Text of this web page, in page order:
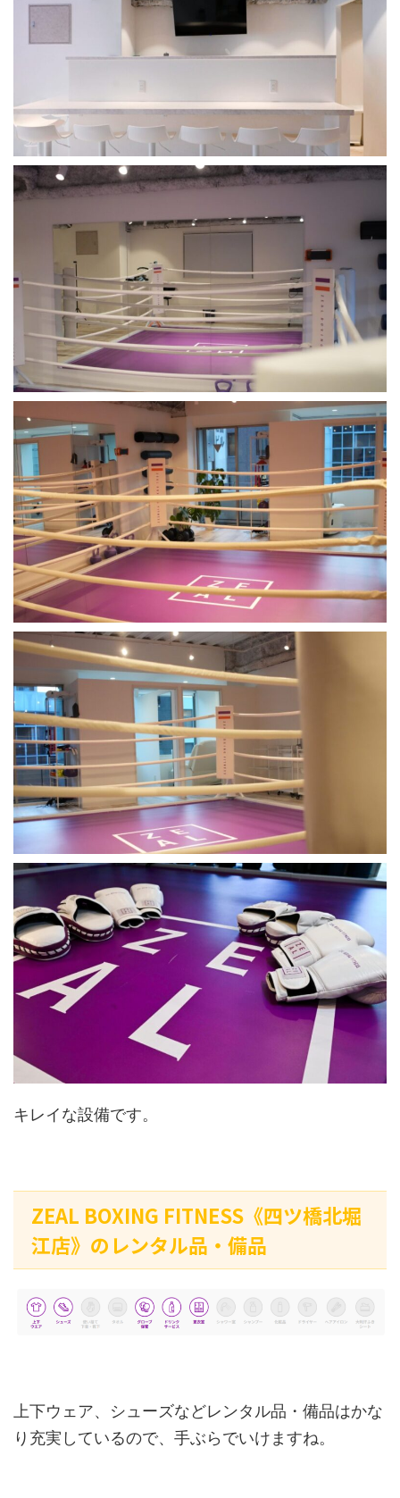
キレイな設備です。
ZEAL BOXING FITNESS《四ツ橋北堀
江店》のレンタル品・備品
上下ウェア、シューズなどレンタル品・備品はかな
り充実しているので、手ぶらでいけますね。